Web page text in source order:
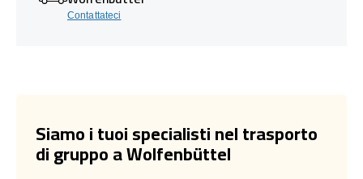
Contattateci
Siamo i tuoi specialisti nel trasporto
di gruppo a Wolfenbüttel